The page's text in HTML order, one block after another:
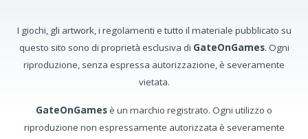
I giochi, gli artwork, i regolamenti e tutto il materiale pubblicato su
questo sito sono di proprietà esclusiva di GateOnGames. Ogni
riproduzione, senza espressa autorizzazione, è severamente
vietata.
GateOnGamesè un marchio registrato. Ogni utilizzo o
riproduzione non espressamente autorizzata è severamente